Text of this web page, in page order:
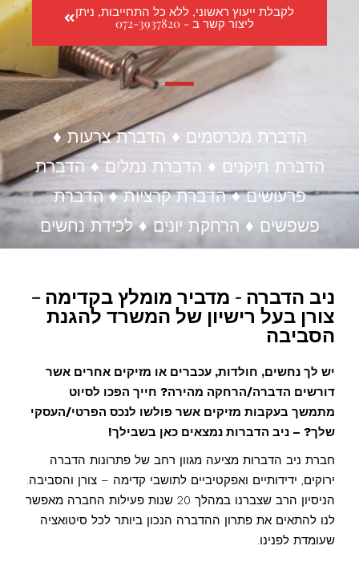
לקבלת ייעוץ ראשוני, ללא כל התחייבות, ניתן
ליצור קשר ב - 072-3937820
הדברת מכרסמים ♦ הדברת צרעות ♦
הדברת תיקנים ♦ הדברת נמלים ♦ הדברת
פרעושים ♦ הדברת קרציות ♦ הדברת
פשפשים ♦ הרחקת יונים ♦ לכידת נחשים
ניב הדברה - מדביר מומלץ בקדימה –
צורן בעל רישיון של המשרד להגנת
הסביבה
יש לך נחשים, חולדות, עכברים או מזיקים אחרים אשר
דורשים הדברה/הרחקה מהירה? חייך הפכו לסיוט
מתמשך בעקבות מזיקים אשר פולשו לנכס הפרטי/העסקי
שלך? – ניב הדברות נמצאים כאן בשבילך!
חברת ניב הדברות מציעה מגוון רחב של פתרונות הדברה
ירוקים, ידידותיים ואפקטיביים לתושבי קדימה – צורן והסביבה.
הניסיון הרב שצברנו במהלך 20 שנות פעילות החברה מאפשר
לנו להתאים את פתרון ההדברה הנכון ביותר לכל סיטואציה
שעומדת לפנינו.